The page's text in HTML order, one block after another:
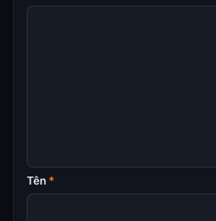
Tên *